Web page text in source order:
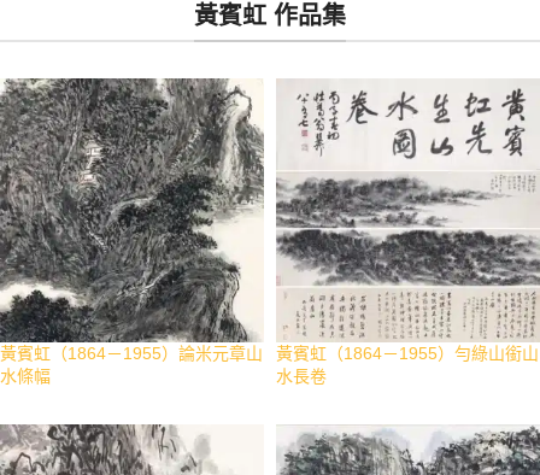
黃賓虹 作品集
黃賓虹（1864－1955）論米元章山
水條幅
黃賓虹（1864－1955）勻綠山銜山
水長卷